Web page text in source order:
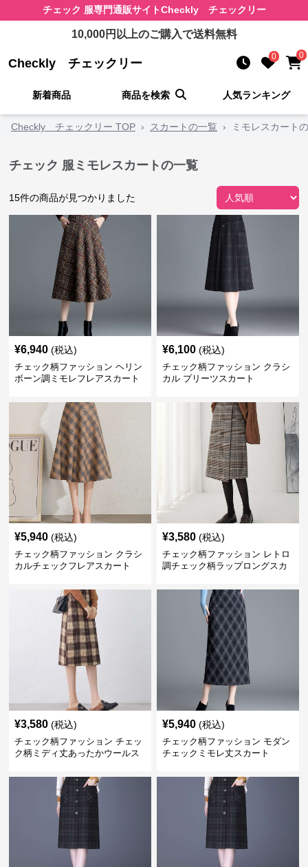
チェック 服専門通販サイトCheckly チェックリー
10,000円以上のご購入で送料無料
Checkly チェックリー 0 0
新着商品 商品を検索 人気ランキング
Checkly チェックリー TOP › スカートの一覧 › ミモレスカート
チェック 服ミモレスカートの一覧
15件の商品が見つかりました
¥6,940 (税込)
チェック柄ファッション ヘリン
ボーン調ミモレフレアスカート
¥6,100 (税込)
チェック柄ファッション クラシ
カル プリーツスカート
¥5,940 (税込)
チェック柄ファッション クラシ
カルチェックフレアスカート
¥3,580 (税込)
チェック柄ファッション レトロ
調チェック柄ラップロングスカ
¥3,580 (税込)
チェック柄ファッション チェッ
ク柄ミディ丈あったかウールス
¥5,940 (税込)
チェック柄ファッション モダン
チェックミモレ丈スカート